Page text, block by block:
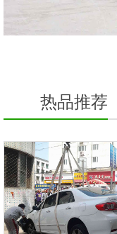
热品推荐